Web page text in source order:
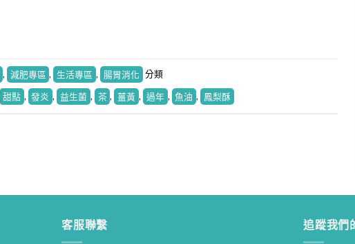
, 減肥專區 , 生活專區 , 腸胃消化 分類
甜點 , 發炎 , 益生菌 , 茶 , 薑黃 , 過年 , 魚油 , 鳳梨酥
客服聯繫 追蹤我們